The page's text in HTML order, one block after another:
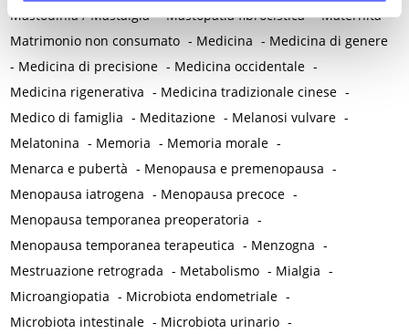
Mastodinia / Mastalgia -Mastopatia fibrocistica -Maternità -
Matrimonio non consumato - Medicina - Medicina di genere
- Medicina di precisione - Medicina occidentale -
Medicina rigenerativa - Medicina tradizionale cinese -
Medico di famiglia - Meditazione - Melanosi vulvare -
Melatonina - Memoria - Memoria morale -
Menarca e pubertà - Menopausa e premenopausa -
Menopausa iatrogena - Menopausa precoce -
Menopausa temporanea preoperatoria -
Menopausa temporanea terapeutica - Menzogna -
Mestruazione retrograda - Metabolismo - Mialgia -
Microangiopatia - Microbiota endometriale -
Microbiota intestinale - Microbiota urinario -